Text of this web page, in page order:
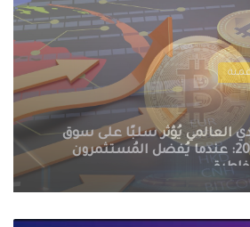
الصارمة تُطيح بسوق
الكريبتو في 2025: سيف ذو حدين على
الرقمية